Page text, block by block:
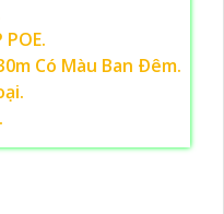
POE.
Có Màu Ban Ðêm.